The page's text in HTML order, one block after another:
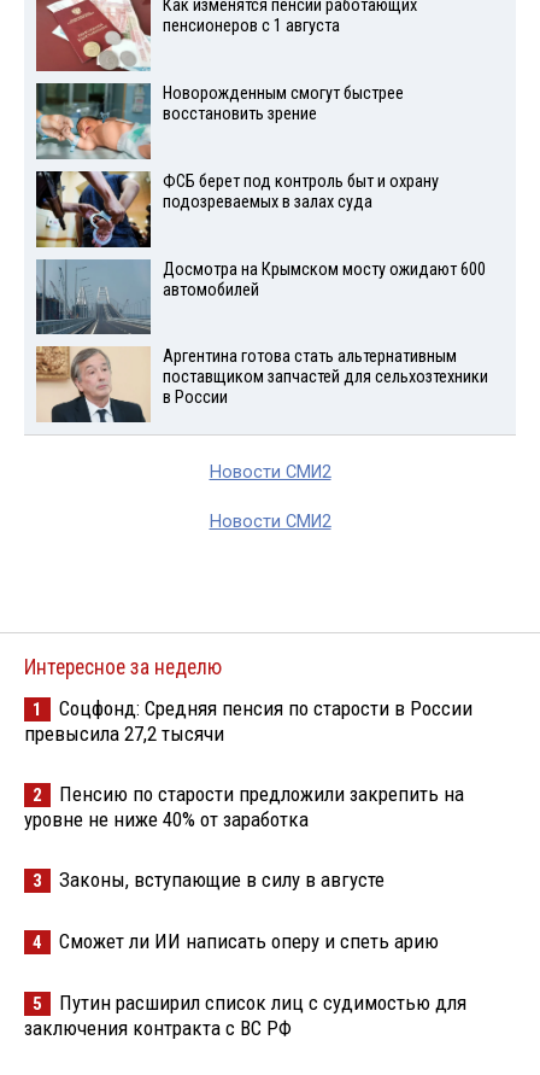
Как изменятся пенсии работающих
пенсионеров с 1 августа
Новорожденным смогут быстрее
восстановить зрение
ФСБ берет под контроль быт и охрану
подозреваемых в залах суда
Досмотра на Крымском мосту ожидают 600
автомобилей
Аргентина готова стать альтернативным
поставщиком запчастей для сельхозтехники
в России
Новости СМИ2
Новости СМИ2
Интересное за неделю
1
Соцфонд: Средняя пенсия по старости в России
превысила 27,2 тысячи
2
Пенсию по старости предложили закрепить на
уровне не ниже 40% от заработка
3 Законы, вступающие в силу в августе
4 Сможет ли ИИ написать оперу и спеть арию
5
Путин расширил список лиц с судимостью для
заключения контракта с ВС РФ